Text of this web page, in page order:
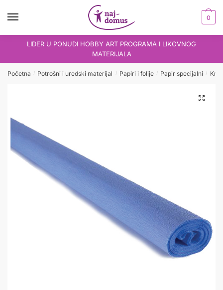
0
LIDER U PONUDI HOBBY ART PROGRAMA I LIKOVNOG
MATERIJALA
Početna / Potrošni i uredski materijal / Papiri i folije / Papir specijalni /